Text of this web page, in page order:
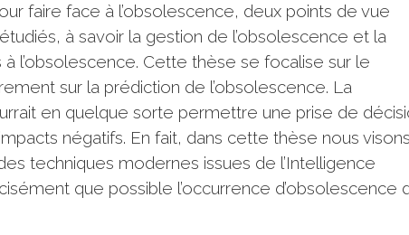
faire face à l’obsolescence, deux points de vue
à savoir la gestion de l’obsolescence et la
l’obsolescence. Cette thèse se focalise sur le
sur la prédiction de l’obsolescence. La
en quelque sorte permettre une prise de
négatifs. En fait, dans cette thèse nous
techniques modernes issues de l’Intelligence
que possible l’occurrence d’obsolescence